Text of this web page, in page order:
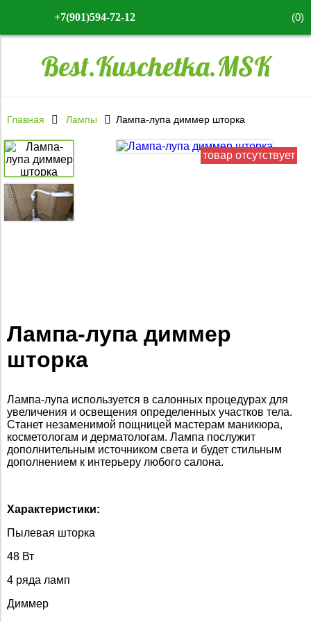
+7(901)594-72-12 (0)
Best.Kuschetka.MSK
Главная Лампы Лампа-лупа диммер шторка
товар отсутствует
Лампа-лупа диммер
шторка
Лампа-лупа используется в салонных процедурах для
увеличения и освещения определенных участков тела.
Станет незаменимой пощницей мастерам маникюра,
косметологам и дерматологам. Лампа послужит
дополнительным источником света и будет стильным
дополнением к интерьеру любого салона.
Характеристики:
Пылевая шторка
48 Вт
4 ряда ламп
Диммер